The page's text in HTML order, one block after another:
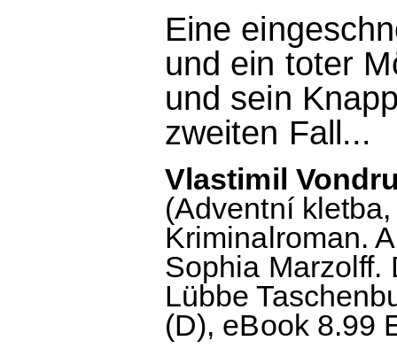
Eine
und ein toter
und sein
zweiten Fall...
Vlastimil
(Adventní
Kriminalroman.
Sophia Marzolff.
Lübbe
(D), eBook 8.99